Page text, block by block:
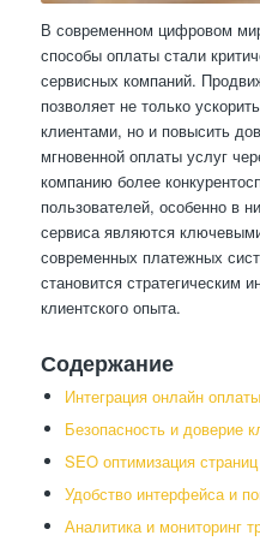
В современном цифровом
способы оплаты стали
сервисных компаний.
позволяет не только
клиентами, но и повысить
мгновенной оплаты услуг
компанию более
пользователей, особенно в
сервиса являются
современных платежных
становится стратегическим
клиентского опыта.
Содержание
Интеграция онлайн
Безопасность и доверие
SEO оптимизация
Удобство интерфейса и
Аналитика и мониторинг